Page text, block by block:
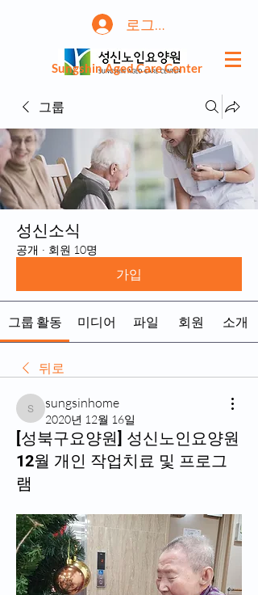
로그인
Sungshin Aged Care Center
그룹
성신소식
공개 · 회원 10명
가입
그룹 활동 미디어 파일 회원 소개
뒤로
sungsinhome
sungsinhome
2020년 12월 16일
[성북구요양원] 성신노인요양원
12월 개인 작업치료 및 프로그
램